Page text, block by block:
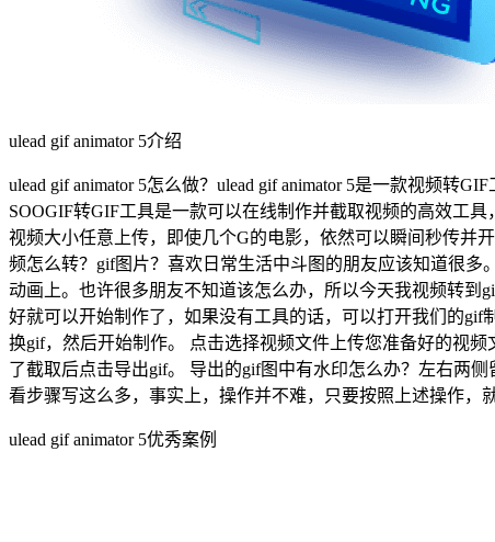
ulead gif animator 5介绍
ulead gif animator 5怎么做？ulead gif animator 5是一款视频转
SOOGIF转GIF工具是一款可以在线制作并截取视频的高效工
视频大小任意上传，即使几个G的电影，依然可以瞬间秒传并
频怎么转？gif图片？喜欢日常生活中斗图的朋友应该知道很
动画上。也许很多朋友不知道该怎么办，所以今天我视频转
好就可以开始制作了，如果没有工具的话，可以打开我们的
换gif，然后开始制作。 点击选择视频文件上传您准备好的视
了截取后点击导出gif。 导出的gif图中有水印怎么办？左右两
看步骤写这么多，事实上，操作并不难，只要按照上述操作，
ulead gif animator 5优秀案例